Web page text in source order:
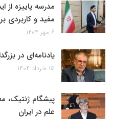
مدرسه پاییزه از
مفید و کاربردی
۶ مهر ۱۴۰۴
یادنامه‌ای در
۱۵ خرداد ۱۴۰۴
پیشگام ژنتیک،
علم در ایران